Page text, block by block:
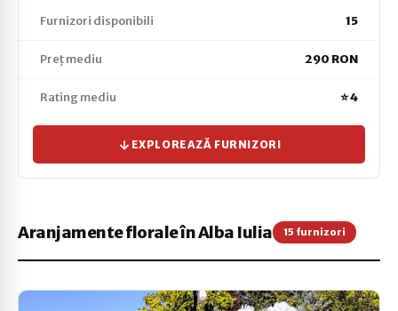
Furnizori disponibili 15
Preț mediu 290 RON
Rating mediu ⭐ 4
EXPLOREAZĂ FURNIZORI
Aranjamente florale în Alba Iulia 15 furnizori